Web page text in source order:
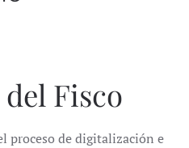
Fisco
proceso de digitalización e